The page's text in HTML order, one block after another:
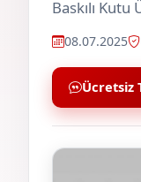
Baskılı
08.07.2025
Ücretsiz